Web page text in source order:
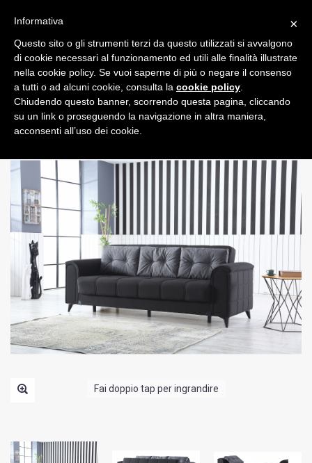
0
Fai doppio tap per ingrandire
×
Informativa
Questo sito o gli strumenti terzi da questo utilizzati si avvalgono
di cookie necessari al funzionamento ed utili alle finalità illustrate
nella cookie policy. Se vuoi saperne di più o negare il consenso
a tutti o ad alcuni cookie, consulta la cookie policy
Chiudendo questo banner, scorrendo questa pagina, cliccando
su un link o proseguendo la navigazione in altra maniera,
acconsenti all’uso dei cookie.